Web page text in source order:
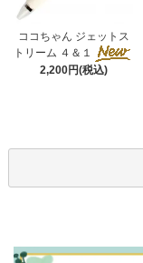
ココちゃん ジェットス
トリーム ４＆１
2,200円(税込)